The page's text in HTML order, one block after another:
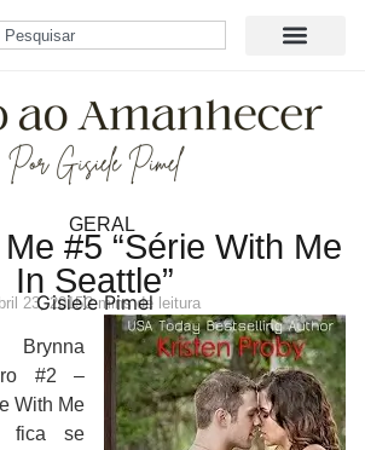
GERAL
#5 “Série With Me
In Seattle”
Gisiele Pimel
23, 20152 mins de leitura
#2 –
With Me
fica se